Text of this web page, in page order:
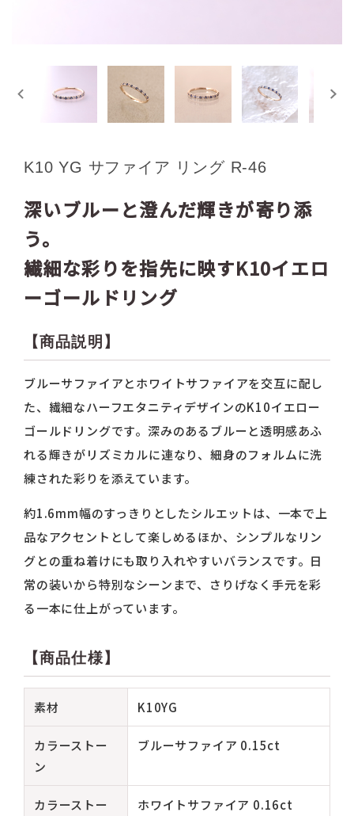
K10 YG サファイア リング R-46
深いブルーと澄んだ輝きが寄り添
う。
繊細な彩りを指先に映すK10イエロ
ーゴールドリング
【商品説明】
ブルーサファイアとホワイトサファイアを交互に配し
た、繊細なハーフエタニティデザインのK10イエロー
ゴールドリングです。深みのあるブルーと透明感あふ
れる輝きがリズミカルに連なり、細身のフォルムに洗
練された彩りを添えています。
約1.6mm幅のすっきりとしたシルエットは、一本で上
品なアクセントとして楽しめるほか、シンプルなリン
グとの重ね着けにも取り入れやすいバランスです。日
常の装いから特別なシーンまで、さりげなく手元を彩
る一本に仕上がっています。
【商品仕様】
素材 K10YG
カラーストー
ン
ブルーサファイア 0.15ct
カラーストー
ホワイトサファイア 0.16ct